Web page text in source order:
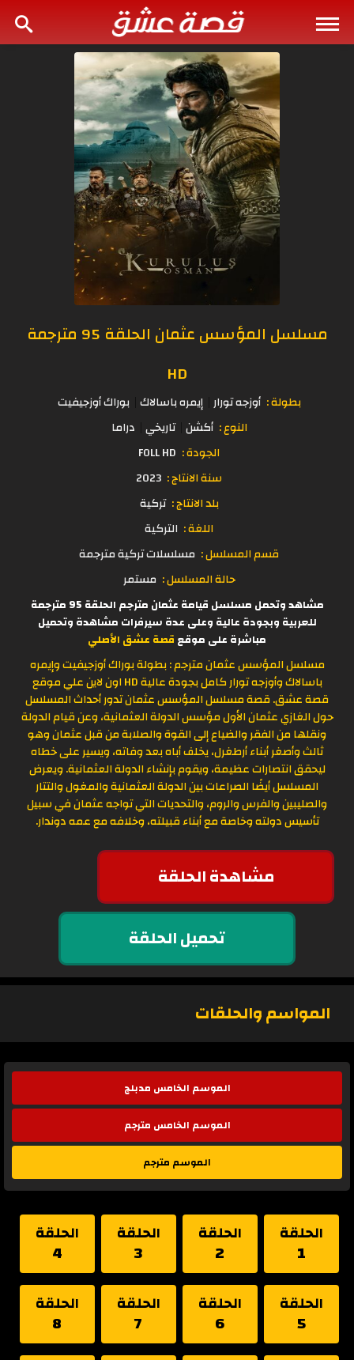
مسلسل المؤسس عثمان الحلقة 95 مترجمة
HD
بطولة : أوزجه تورار إيمره باسالاك بوراك أوزجيفيت
النوع : أكشن تاريخي دراما
الجودة : FOLL HD
سنة الانتاج : 2023
بلد الانتاج : تركية
اللغة : التركية
قسم المسلسل : مسلسلات تركية مترجمة
حالة المسلسل : مستمر
مشاهد وتحمل مسلسل قيامة عثمان مترجم الحلقة 95 مترجمة
للعربية وبجودة عالية وعلى عدة سيرفرات مشاهدة وتحميل
مباشرة على موقع قصة عشق الأصلي
مسلسل المؤسس عثمان مترجم : بطولة بوراك أوزجيفيت وإيمره
باسالاك وأوزجه تورار كامل بجودة عالية HD اون لاين علي موقع
قصة عشق. قصة مسلسل المؤسس عثمان تدور أحداث المسلسل
حول الغازي عثمان الأول مؤسس الدولة العثمانية، وعن قيام الدولة
ونقلها من الفقر والضياع إلى القوة والصلابة من قبل عثمان وهو
ثالث وأصغر أبناء أرطغرل، يخلف أباه بعد وفاته، ويسير على خطاه
ليحقق انتصارات عظيمة، ويقوم بإنشاء الدولة العثمانية. ويعرض
المسلسل أيضًا الصراعات بين الدولة العثمانية والمغول والتتار
والصليبين والفرس والروم، والتحديات التي تواجه عثمان في سبيل
تأسيس دولته وخاصة مع أبناء قبيلته، وخلافه مع عمه دوندار.
مشاهدة الحلقة
تحميل الحلقة
المواسم والحلقات
الموسم الخامس مدبلج
الموسم الخامس مترجم
الموسم مترجم
الحلقة
1
الحلقة
2
الحلقة
3
الحلقة
4
الحلقة
5
الحلقة
6
الحلقة
7
الحلقة
8